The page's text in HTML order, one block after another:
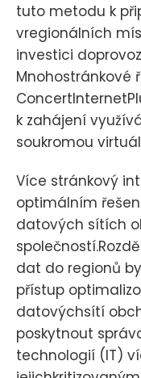
tuto metodu k
vregionálních
investici
Mnohostránkové
k zahájení
soukromou
Více stránkový
optimálním
datových sítích
dat do regionů
přístup
datovýchsítí
poskytnout
technologií (IT)